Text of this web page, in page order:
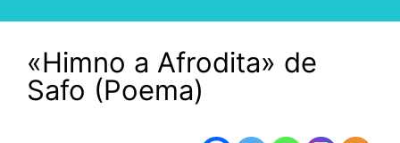
«Himno a Afrodita» de
Safo (Poema)